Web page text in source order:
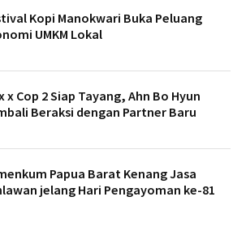
Kopi Manokwari Buka Peluang
UMKM Lokal
x Cop 2 Siap Tayang, Ahn Bo Hyun
Beraksi dengan Partner Baru
Papua Barat Kenang Jasa
jelang Hari Pengayoman ke-81